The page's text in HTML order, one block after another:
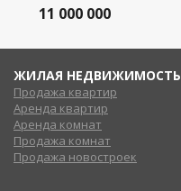
11 000 000
ЖИЛАЯ НЕДВИЖИМОСТЬ
Продажа квартир
Аренда квартир
Аренда комнат
Продажа комнат
Продажа новостроек